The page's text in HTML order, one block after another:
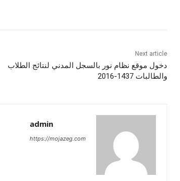
Next article
دخول موقع نظام نور بالسجل المدني لنتائج الطلاب
والطالبات 1437-2016
admin
https://mojazeg.com